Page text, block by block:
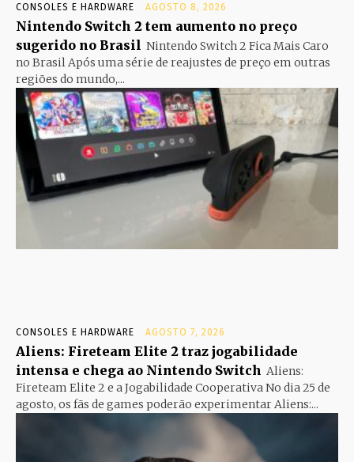
CONSOLES E HARDWARE AGOSTO 8, 2026
Nintendo Switch 2 tem aumento no preço
sugerido no Brasil Nintendo Switch 2 Fica Mais Caro
no Brasil Após uma série de reajustes de preço em outras
regiões do mundo,...
CONSOLES E HARDWARE AGOSTO 7, 2026
Aliens: Fireteam Elite 2 traz jogabilidade
intensa e chega ao Nintendo Switch Aliens:
Fireteam Elite 2 e a Jogabilidade Cooperativa No dia 25 de
agosto, os fãs de games poderão experimentar Aliens:...